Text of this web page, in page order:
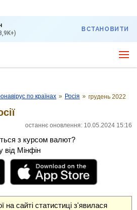
ВСТАНОВИТИ
по країнах » Росія » грудень 2022
останнє оновлення: 10.05.2024 15:16
з курсом валют?
від Мінфін
на сайті статистиці з'явилася